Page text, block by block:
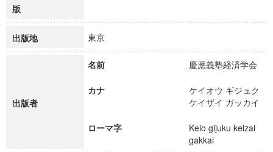
版
出版地 東京
出版者
名前 慶應義塾経済学会
カナ
ケイオウ ギジュク
ケイザイ ガッカイ
ローマ字
Keio gijuku keizai
gakkai